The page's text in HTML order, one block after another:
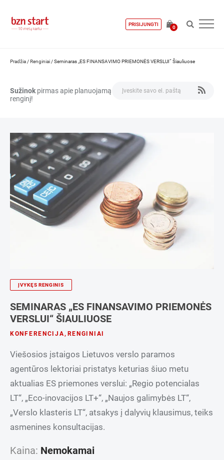
PRISIJUNGTI
0
Pradžia /Renginiai /Seminaras „ES FINANSAVIMO PRIEMONĖS VERSLUI“ Šiauliuose
Sužinok pirmas apie planuojamą
renginį!
ĮVYKĘS RENGINIS
SEMINARAS „ES FINANSAVIMO PRIEMONĖS
VERSLUI“ ŠIAULIUOSE
KONFERENCIJA, RENGINIAI
Viešosios įstaigos Lietuvos verslo paramos
agentūros lektoriai pristatys keturias šiuo metu
aktualias ES priemones verslui: „Regio potencialas
LT“, „Eco-inovacijos LT+“, „Naujos galimybės LT“,
„Verslo klasteris LT“, atsakys į dalyvių klausimus, teiks
asmenines konsultacijas.
Kaina: Nemokamai